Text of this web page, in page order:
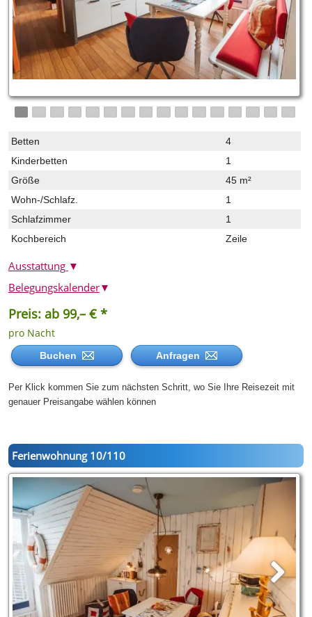
Betten
4
Kinderbetten
1
Größe
45 m²
Wohn-/Schlafz.
1
Schlafzimmer
1
Kochbereich
Zeile
Ausstattung ▼
Preis: ab 99,– € *
pro Nacht
Buchen Anfragen
Per Klick kommen Sie zum nächsten Schritt, wo Sie Ihre Reisezeit mit
genauer Preisangabe wählen können
Belegungskalender▼
Ferienwohnung 10/110